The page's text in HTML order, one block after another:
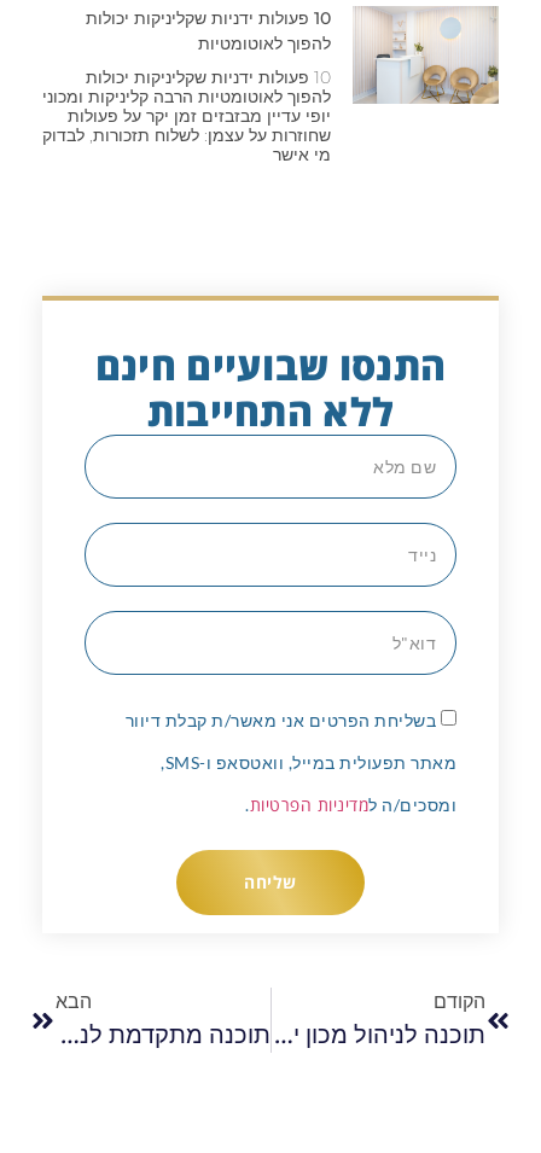
10 פעולות ידניות שקליניקות יכולות
להפוך לאוטומטיות
10 פעולות ידניות שקליניקות יכולות
להפוך לאוטומטיות הרבה קליניקות ומכוני
יופי עדיין מבזבזים זמן יקר על פעולות
שחוזרות על עצמן: לשלוח תזכורות, לבדוק
מי אישר
התנסו שבועיים חינם
ללא התחייבות
בשליחת הפרטים אני מאשר/ת קבלת דיוור
מאתר תפעולית במייל, וואטסאפ ו-SMS,
ומסכים/ה למדיניות הפרטיות.
שליחה
הקודם
תוכנה לניהול מכון יופי הפתרון הדיגיטלי לניהול חכם ויעיל של העסק
הבא
תוכנה מתקדמת לניהול רפואי – חכמה, מדויקת, מאובטחת וחוסכת אלפי שקלים בחודש